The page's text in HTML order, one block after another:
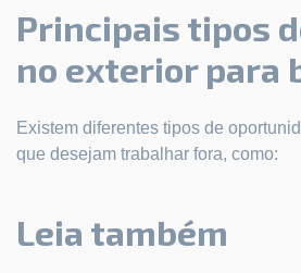
Principais tipos
no exterior para
Existem diferentes tipos de
que desejam trabalhar fora, como:
Leia também